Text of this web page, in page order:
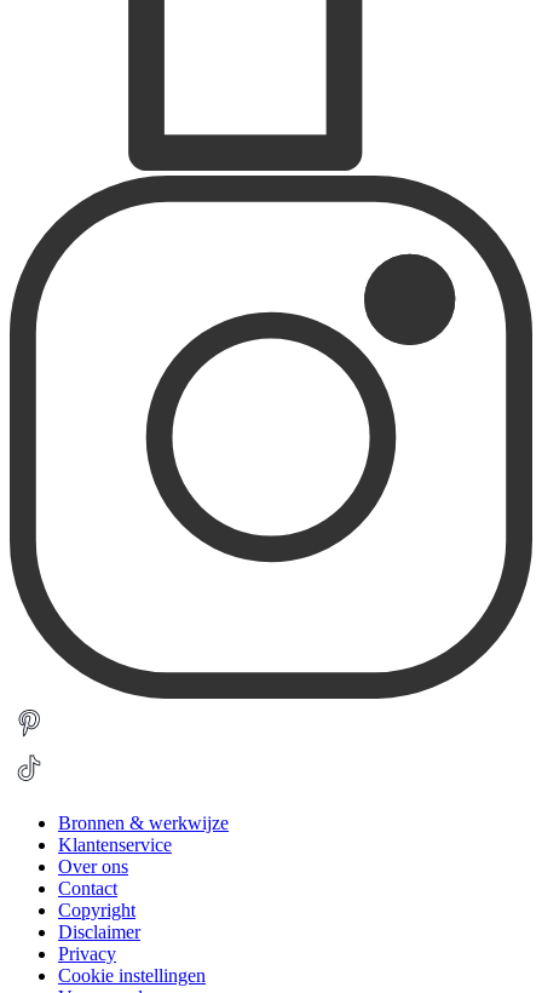
Bronnen & werkwijze
Klantenservice
Over ons
Contact
Copyright
Disclaimer
Privacy
Cookie instellingen